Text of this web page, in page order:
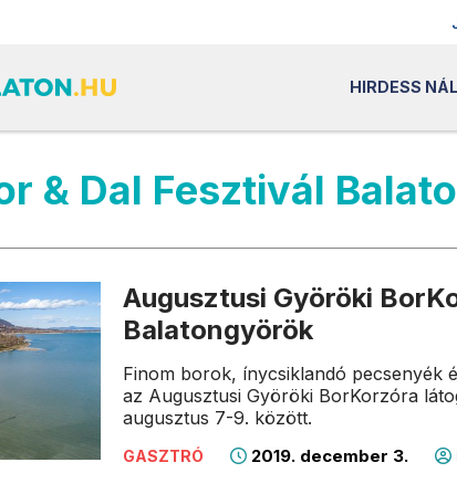
HIRDESS
& Dal Fesztivál
Augusztusi Györöki
Balatongyörök
Finom borok, ínycsiklandó pecsenyék
az Augusztusi Györöki BorKorzóra
augusztus 7-9. között.
GASZTRÓ 2019. december 3.